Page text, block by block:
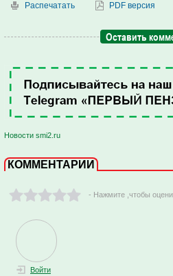
Распечатать PDF версия
Оставить
Новости smi2.ru
КОММЕНТАРИИ
- Нажмите ,чтобы
Войти